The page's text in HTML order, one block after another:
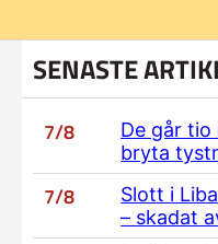
SENASTE
7/8
De går tio
bryta
7/8
Slott i
– skadat